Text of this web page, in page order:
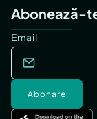
Abonează-
Email
Abonare